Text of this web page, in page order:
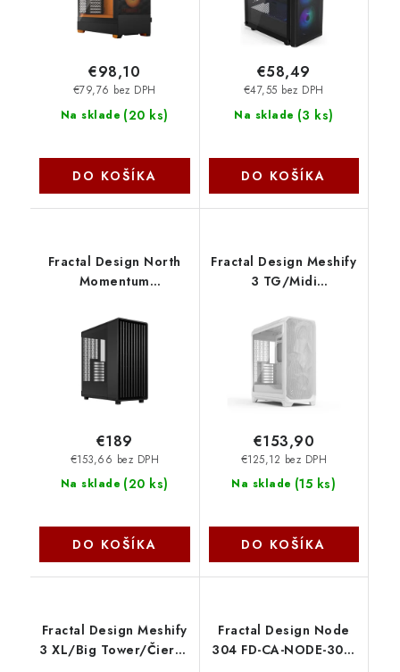
Na sklade (20 ks)
€79,76 bez DPH
€98,10
DO KOŠÍKA
Na sklade (3 ks)
€47,55 bez DPH
€58,49
DO KOŠÍKA
Fractal Design North
Momentum
Tower/Transpar./
Čierna FD-C-NOR1C-05
Na sklade (20 ks)
€153,66 bez DPH
€189
DO KOŠÍKA
Fractal Design Meshify
3 TG/Midi
FD-C-MES3A-04
Na sklade (15 ks)
€125,12 bez DPH
€153,90
DO KOŠÍKA
Fractal Design Meshify
3 XL/Big Tower/Čierna
Fractal Design Node
304 FD-CA-NODE-304-